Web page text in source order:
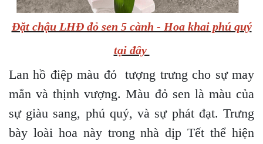
Đặt chậu LHĐ đỏ sen 5 cành - Hoa khai phú quý
tại đây
Lan hồ điệp màu đỏ tượng trưng cho sự may
mắn và thịnh vượng. Màu đỏ sen là màu của
sự giàu sang, phú quý, và sự phát đạt. Trưng
bày loài hoa này trong nhà dịp Tết thể hiện